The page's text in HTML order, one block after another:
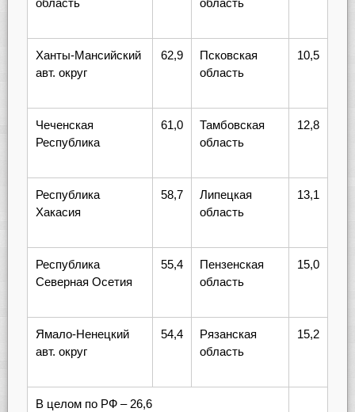
область область
Ханты-Мансийский
авт. округ
62,9
Псковская
область
10,5
Чеченская
Республика
61,0
Тамбовская
область
12,8
Республика
Хакасия
58,7
Липецкая
область
13,1
Республика
Северная Осетия
55,4
Пензенская
область
15,0
Ямало-Ненецкий
авт. округ
54,4
Рязанская
область
15,2
В целом по РФ – 26,6